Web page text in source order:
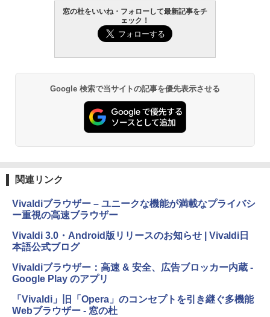
Microsoft Office Home & Business 202
4(最新 永続版)|オンラインコード版|Wind
￥39,582
Robloxギフトカード - 2,000 Robux 【限
定バーチャルアイテムを含む】 【オンラ
インゲームコード】 ロブロックス | オン
ラインコード版
定バーチャルアイテムを含む】 【オンラ
インゲームコード】 ロブロックス |オン
ラインコード版
Microsoft Office Home 2024(最新 永続
0/mac対応|PC2台
AIイラスト表現辞典: 思い通りの絵を引き
出す プロンプトの言葉 AI画像生成シリー
ズ (はぴーイラストLabo)
￥480
ClaudeCode いちばんやさしい 教科書:
非エンジニア 初心者 素人 でも安心 使い
方 マニュアル AI副業にもコンテンツ作成
にもKindle出版にも！ 非エンジニアのた
めのAIコーディング入門シリーズ
ードウェア・市販ソフトウェアのパーフ
ェクトリストと最新エミュレータ紹介
￥1,600
1冊ですべて身につくHTML & CSSとWe
bデザイン入門講座［第2版］
￥2,326
Amazon Kindle - 目に優しい、かさばら
ない、大きな画面で読みやすい、6週間持
書籍リーダー、ブラック、16GB、広告な
￥19,980
Kindle Paperwhite シグニチャーエディ
ション (32GB) 7インチディスプレイ、明
るさ自動調整、色調調節ライト、12週間
Amazon Kindle Colorsoft | 16GBストレ
ージ、防水、7インチカラーディスプレ
イ、色調調節ライト、最大8週間持続バッ
売)
￥39,980
窓の杜をいいね・フォローして最新記事をチ
ェック！
Google 検索で当サイトの記事を優先表示させる
関連リンク
Vivaldiブラウザー – ユニークな機能が満載なプライバシ
ー重視の高速ブラウザー
Vivaldi 3.0・Android版リリースのお知らせ | Vivaldi日
本語公式ブログ
Vivaldiブラウザー：高速 & 安全、広告ブロッカー内蔵 -
Google Play のアプリ
「Vivaldi」旧「Opera」のコンセプトを引き継ぐ多機能
Webブラウザー - 窓の杜